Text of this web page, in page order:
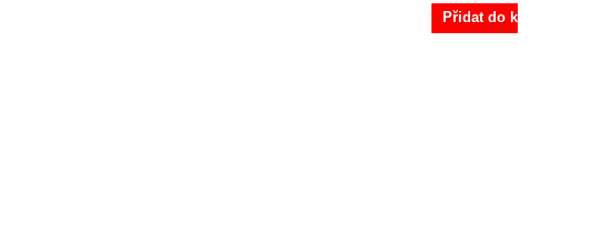
Přidat do košíku